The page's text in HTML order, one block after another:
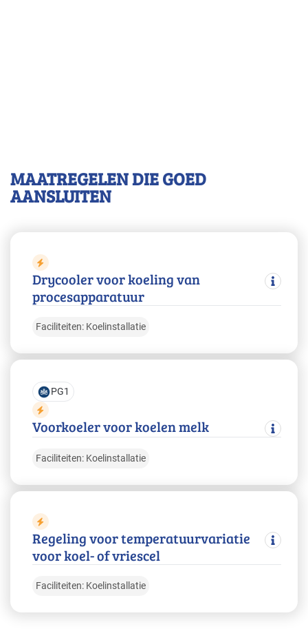
MAATREGELEN DIE GOED
AANSLUITEN
Drycooler voor koeling van
procesapparatuur
Faciliteiten: Koelinstallatie
Voorkoeler voor koelen melk
Faciliteiten: Koelinstallatie
PG1
Regeling voor temperatuurvariatie
voor koel- of vriescel
Faciliteiten: Koelinstallatie